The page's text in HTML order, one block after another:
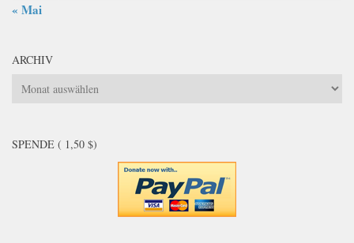
« Mai
ARCHIV
Archiv
SPENDE ( 1,50 $)